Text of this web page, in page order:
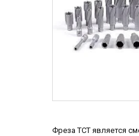
Фреза TCT является